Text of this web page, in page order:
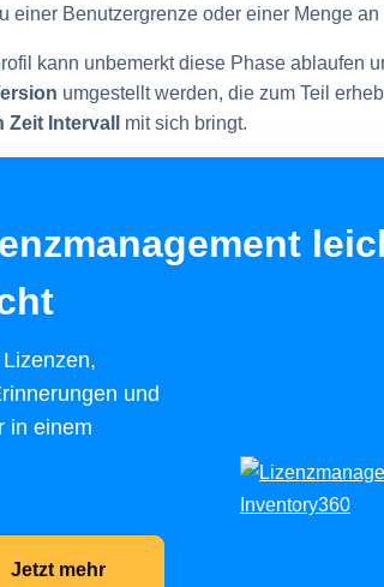
einer Benutzergrenze oder einer Menge an
kann unbemerkt diese Phase ablaufen
umgestellt werden, die zum Teil
Intervall
mit sich bringt.
und
in einem
Jetzt mehr